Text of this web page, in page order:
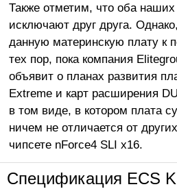
Также отметим, что оба
исключают друг друга.
данную материнскую плату к
тех пор, пока компания
объявит о планах развития
Extreme и карт расширения
в том виде, в котором плата
ничем не отличается от
чипсете nForce4 SLI x16.
Спецификация ECS